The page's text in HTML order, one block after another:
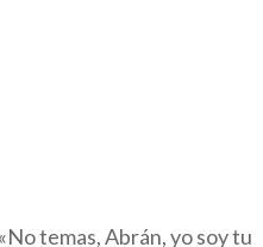
temas, Abrán, yo soy tu